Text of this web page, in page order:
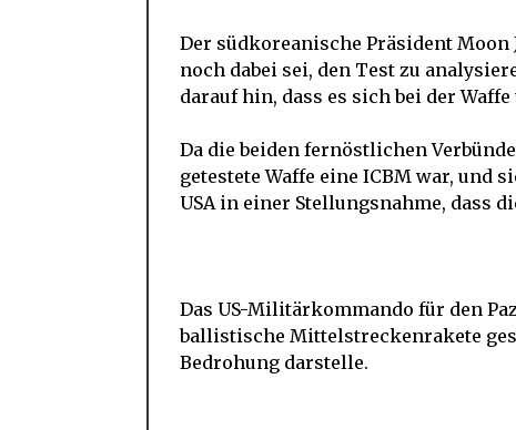
Der südkoreanische Präsident
noch dabei sei, den Test zu
darauf hin, dass es sich bei der
Da die beiden fernöstlichen
getestete Waffe eine ICBM war, und
USA in einer Stellungsnahme, dass
Das US-Militärkommando für den
ballistische Mittelstreckenrakete
Bedrohung darstelle.